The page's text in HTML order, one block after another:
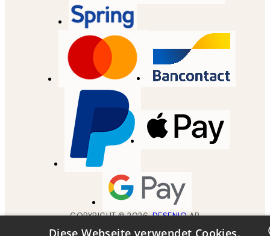
COPYRIGHT ©2026, DESENIOAB
Diese Webseite verwendet Cookies.